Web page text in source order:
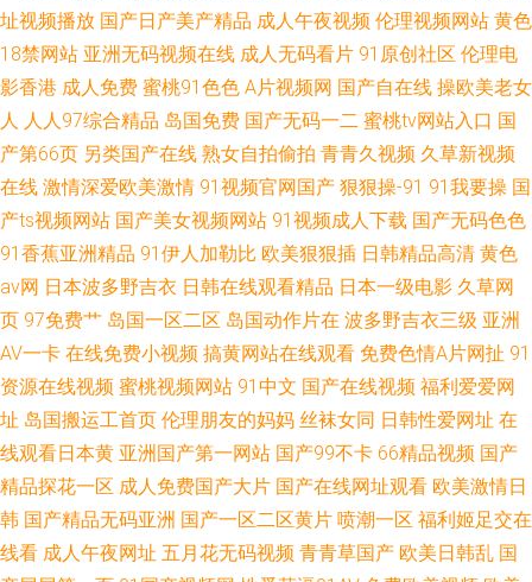
址视频播放 国产日产美产精品 成人午夜视频 伦理视频网站 黄色
18禁网站 亚洲无码视频在线 成人无码看片 91原创社区 伦理电
影香港 成人免费 蜜桃91色色 A片视频网 国产自在线 操欧美老女
人 人人97综合精品 岛国免费 国产无码一二 蜜桃tv网站入口 国
产第66页 另类国产在线 熟女自拍偷拍 青青久视频 久草新视频
在线 激情深爱欧美激情 91视频官网国产 狠狠操-91 91我要操 国
产ts视频网站 国产美女视频网站 91视频成人下载 国产无码色色
91香蕉亚洲精品 91伊人加勒比 欧美狠狠插 日韩精品高清 黄色
av网 日本波多野吉衣 日韩在线观看精品 日本一级电影 久草网
页 97免费艹 岛国一区二区 岛国动作片在 波多野吉衣三级 亚洲
AV一卡 在线免费小视频 搞黄网站在线观看 免费色情A片网扯 91
资源在线视频 蜜桃视频网站 91中文 国产在线视频 福利爱爱网
址 岛国搬运工首页 伦理朋友的妈妈 丝袜女同 日韩性爱网址 在
线观看日本黄 亚洲国产第一网站 国产99不卡 66精品视频 国产
精品探花一区 成人免费国产大片 国产在线网址观看 欧美激情日
韩 国产精品无码亚洲 国产一区二区黄片 喷潮一区 福利姬足交在
线看 成人午夜网址 五月花无码视频 青青草国产 欧美日韩乱 国